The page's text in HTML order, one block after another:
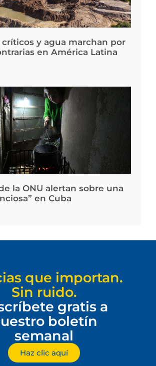
críticos y agua marchan por
en América Latina
la ONU alertan sobre una
en Cuba
que importan.
Sin ruido.
gratis a
boletín
semanal
Haz clic aquí